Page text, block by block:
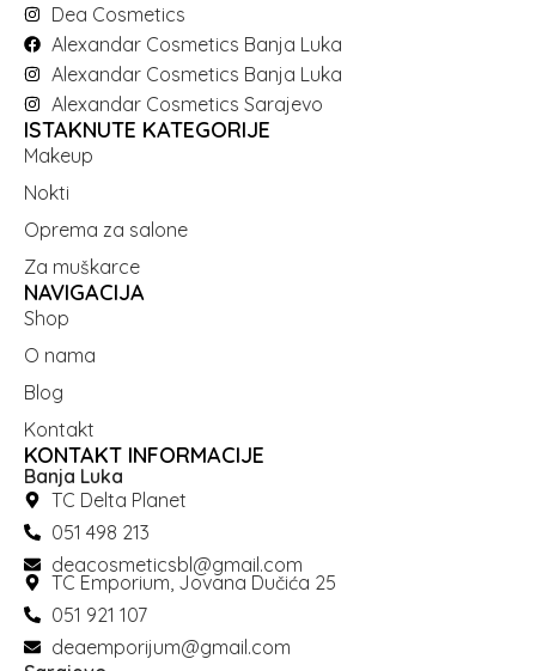
Dea Cosmetics
Alexandar Cosmetics Banja Luka
Alexandar Cosmetics Banja Luka
Alexandar Cosmetics Sarajevo
ISTAKNUTE KATEGORIJE
Makeup
Nokti
Oprema za salone
Za muškarce
NAVIGACIJA
Shop
O nama
Blog
Kontakt
KONTAKT INFORMACIJE
Banja Luka
TC Delta Planet
051 498 213
deacosmeticsbl@gmail.com
TC Emporium, Jovana Dučića 25
051 921 107
deaemporijum@gmail.com